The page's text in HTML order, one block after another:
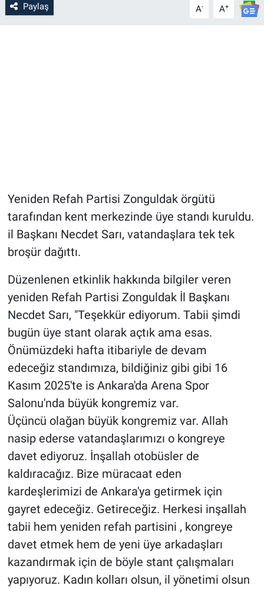
Paylaş A- A+
Yeniden Refah Partisi Zonguldak örgütü
tarafından kent merkezinde üye standı kuruldu.
il Başkanı Necdet Sarı, vatandaşlara tek tek
broşür dağıttı.
Düzenlenen etkinlik hakkında bilgiler veren
yeniden Refah Partisi Zonguldak İl Başkanı
Necdet Sarı, "Teşekkür ediyorum. Tabii şimdi
bugün üye stant olarak açtık ama esas.
Önümüzdeki hafta itibariyle de devam
edeceğiz standımıza, bildiğiniz gibi gibi 16
Kasım 2025'te is Ankara'da Arena Spor
Salonu'nda büyük kongremiz var.
Üçüncü olağan büyük kongremiz var. Allah
nasip ederse vatandaşlarımızı o kongreye
davet ediyoruz. İnşallah otobüsler de
kaldıracağız. Bize müracaat eden
kardeşlerimizi de Ankara'ya getirmek için
gayret edeceğiz. Getireceğiz. Herkesi inşallah
tabii hem yeniden refah partisini , kongreye
davet etmek hem de yeni üye arkadaşları
kazandırmak için de böyle stant çalışmaları
yapıyoruz. Kadın kolları olsun, il yönetimi olsun